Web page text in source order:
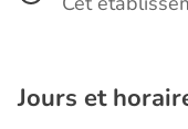
Jours et